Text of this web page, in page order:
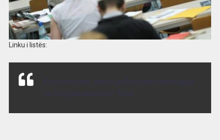
Linku i listës:
Kоначна ранг листа добитника стипeндије
од Координационoг Тела